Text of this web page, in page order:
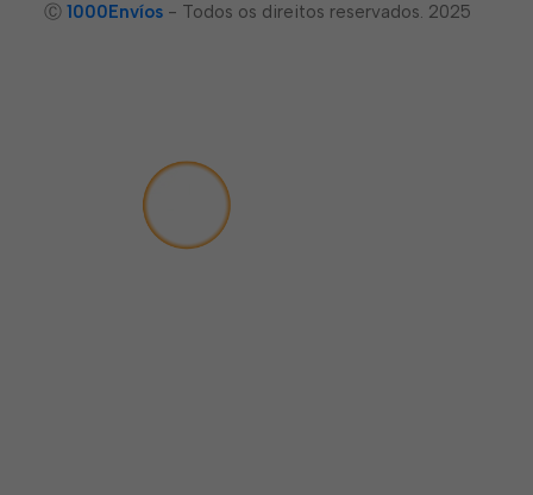
Ⓒ 1000Envíos - Todos os direitos reservados. 2025